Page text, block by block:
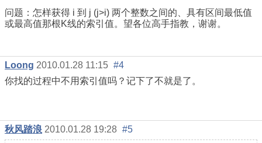
问题：怎样获得 i 到 j (j>i) 两个整数之间的、具有区间最低值
或最高值那根K线的索引值。望各位高手指教，谢谢。
Loong 2010.01.28 11:15 #4
你找的过程中不用索引值吗？记下了不就是了。
秋风踏浪 2010.01.28 19:28 #5